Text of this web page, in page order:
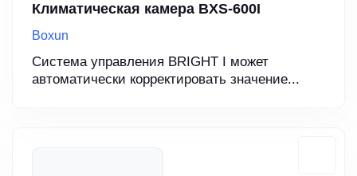
Климатическая камера BXS-600I
Boxun
Система управления BRIGHT I может
автоматически корректировать значение...